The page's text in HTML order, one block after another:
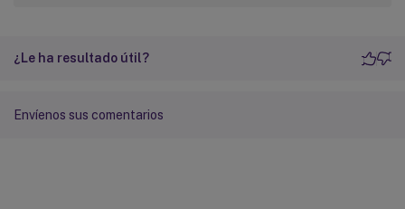
¿Le ha resultado útil?
Envíenos sus comentarios